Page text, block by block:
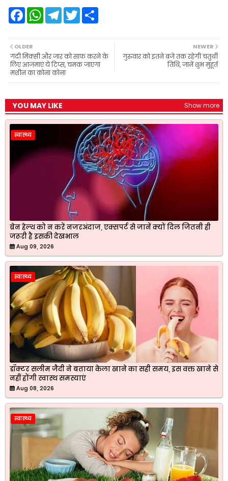
F
a
b
o
o
k
W
A
p
p
T
e
r
a
m
T
w
e
r
NEWER
गुरुवार को इतने बजे तक रहेगी चतुर्थी
तिथि, जानें शुभ मुहूर्त
OLDER
गंदी मिक्सी और जार को साफ करने के
लिए आजमाएं ये टिप्स, चमक जाएगा
मशीन का कोना कोना
YOU MAY LIKE Show more
स्वास्थ्य
ब्रेन हेल्थ को न करें नजरअंदाज, एक्सपर्ट से जानें क्यों दिल जितनी ही
जरूरी है इसकी देखभाल
Aug 09, 2026
स्वास्थ्य
डॉक्टर सलीम जैदी ने बताया केला खाने का सही समय, इस वक्त खाने से
नहीं होंगी स्वास्थ समस्याएं
Aug 08, 2026
स्वास्थ्य